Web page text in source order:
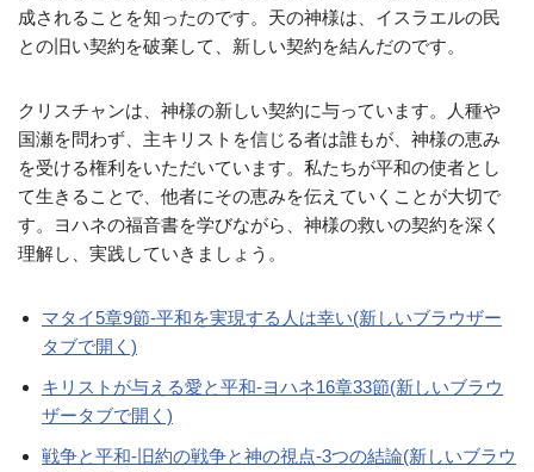
成されることを知ったのです。天の神様は、イスラエルの民
との旧い契約を破棄して、新しい契約を結んだのです。
クリスチャンは、神様の新しい契約に与っています。人種や
国瀬を問わず、主キリストを信じる者は誰もが、神様の恵み
を受ける権利をいただいています。私たちが平和の使者とし
て生きることで、他者にその恵みを伝えていくことが大切で
す。ヨハネの福音書を学びながら、神様の救いの契約を深く
理解し、実践していきましょう。
マタイ5章9節-平和を実現する人は幸い(新しいブラウザー
タブで開く)
キリストが与える愛と平和-ヨハネ16章33節(新しいブラウ
ザータブで開く)
戦争と平和-旧約の戦争と神の視点-3つの結論(新しいブラウ